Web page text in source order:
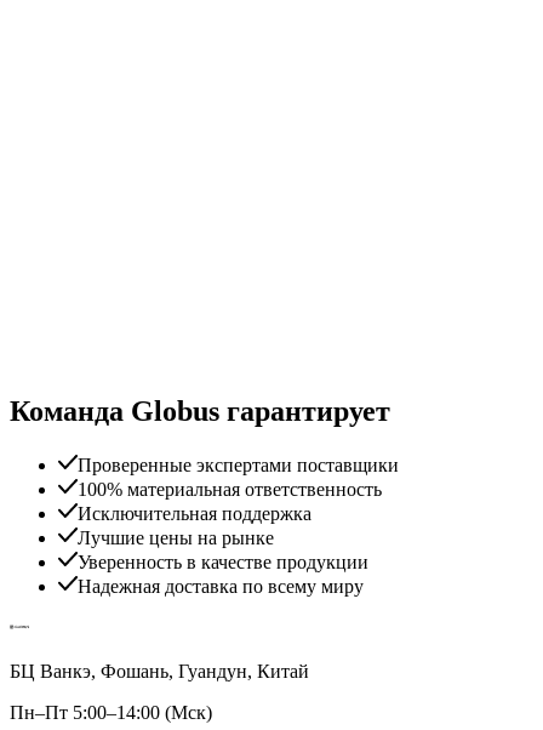
Команда Globus гарантирует
Проверенные экспертами поставщики
100% материальная ответственность
Исключительная поддержка
Лучшие цены на рынке
Уверенность в качестве продукции
Надежная доставка по всему миру
БЦ Ванкэ, Фошань, Гуандун, Китай
Пн–Пт 5:00–14:00 (Мск)